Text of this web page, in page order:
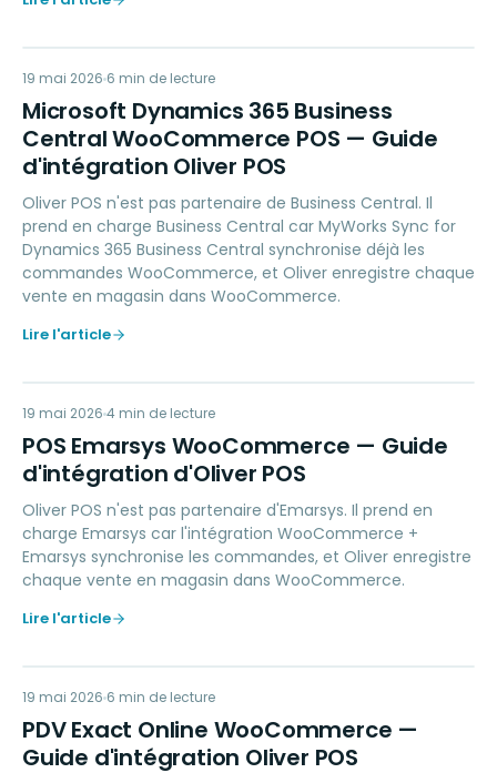
MD
ACCOUNTING
19 mai 2026 6 min de lecture
Microsoft Dynamics 365 Business
Central WooCommerce POS — Guide
d'intégration Oliver POS
Oliver POS n'est pas partenaire de Business Central. Il
prend en charge Business Central car MyWorks Sync for
Dynamics 365 Business Central synchronise déjà les
commandes WooCommerce, et Oliver enregistre chaque
vente en magasin dans WooCommerce.
Lire l'article
PE
MARKETING
19 mai 2026 4 min de lecture
POS Emarsys WooCommerce — Guide
d'intégration d'Oliver POS
Oliver POS n'est pas partenaire d'Emarsys. Il prend en
charge Emarsys car l'intégration WooCommerce +
Emarsys synchronise les commandes, et Oliver enregistre
chaque vente en magasin dans WooCommerce.
Lire l'article
PE
ACCOUNTING
19 mai 2026 6 min de lecture
PDV Exact Online WooCommerce —
Guide d'intégration Oliver POS